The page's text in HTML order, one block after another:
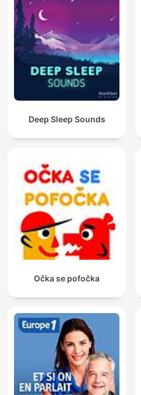
Deep Sleep Sounds
Očka se pofočka